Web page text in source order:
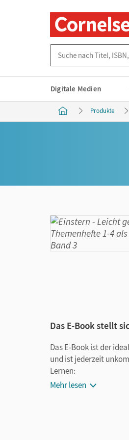
Digitale Medien
Produkte
Das E-Book stellt
Das E-Book ist der
und ist jederzeit
Lernen:
Mehr lesen